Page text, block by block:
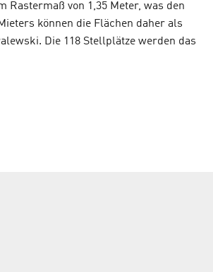
Rastermaß von 1,35 Meter, was den
können die Flächen daher als
Die 118 Stellplätze werden das